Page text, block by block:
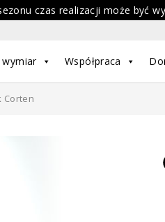
czas realizacji może być
wymiar Współpraca
Corten